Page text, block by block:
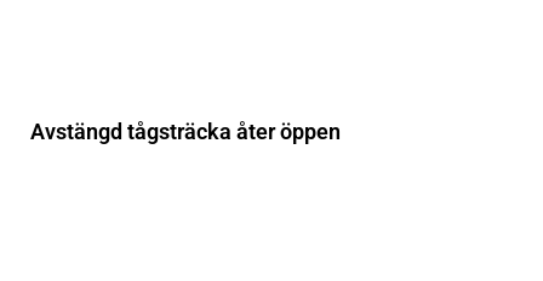
Avstängd tågsträcka åter öppen